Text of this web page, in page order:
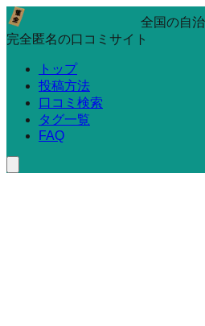
全国の自
完全匿名の口コミサイト
トップ
投稿方法
口コミ検索
タグ一覧
FAQ